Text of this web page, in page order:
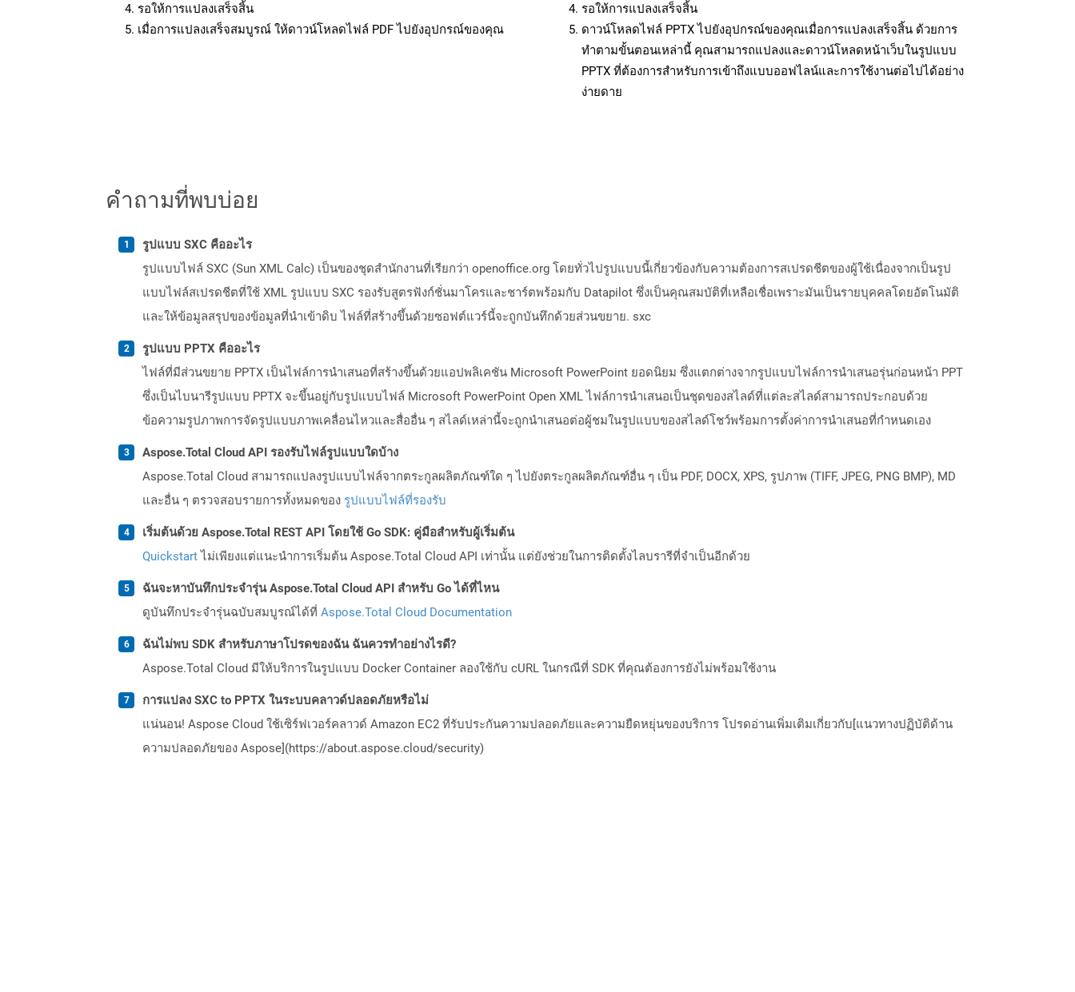
รอให้การแปลงเสร็จสิ้น
เมื่อการแปลงเสร็จสมบูรณ์ ให้ดาวน์โหลดไฟล์ PDF ไปยังอุปกรณ์ของคุณ
รอให้การแปลงเสร็จสิ้น
ดาวน์โหลดไฟล์ PPTX ไปยังอุปกรณ์ของคุณเมื่อการแปลงเสร็จสิ้น ด้วยการ
ทำตามขั้นตอนเหล่านี้ คุณสามารถแปลงและดาวน์โหลดหน้าเว็บในรูปแบบ
PPTX ที่ต้องการสำหรับการเข้าถึงแบบออฟไลน์และการใช้งานต่อไปได้อย่าง
ง่ายดาย
คำถามที่พบบ่อย
รูปแบบ SXC คืออะไร
รูปแบบไฟล์ SXC (Sun XML Calc) เป็นของชุดสำนักงานที่เรียกว่า openoffice.org โดยทั่วไปรูปแบบนี้เกี่ยวข้องกับความต้องการสเปรดชีตของผู้ใช้เนื่องจากเป็นรูป
แบบไฟล์สเปรดชีตที่ใช้ XML รูปแบบ SXC รองรับสูตรฟังก์ชั่นมาโครและชาร์ตพร้อมกับ Datapilot ซึ่งเป็นคุณสมบัติที่เหลือเชื่อเพราะมันเป็นรายบุคคลโดยอัตโนมัติ
และให้ข้อมูลสรุปของข้อมูลที่นำเข้าดิบ ไฟล์ที่สร้างขึ้นด้วยซอฟต์แวร์นี้จะถูกบันทึกด้วยส่วนขยาย. sxc
รูปแบบ PPTX คืออะไร
ไฟล์ที่มีส่วนขยาย PPTX เป็นไฟล์การนำเสนอที่สร้างขึ้นด้วยแอปพลิเคชัน Microsoft PowerPoint ยอดนิยม ซึ่งแตกต่างจากรูปแบบไฟล์การนำเสนอรุ่นก่อนหน้า PPT
ซึ่งเป็นไบนารีรูปแบบ PPTX จะขึ้นอยู่กับรูปแบบไฟล์ Microsoft PowerPoint Open XML ไฟล์การนำเสนอเป็นชุดของสไลด์ที่แต่ละสไลด์สามารถประกอบด้วย
ข้อความรูปภาพการจัดรูปแบบภาพเคลื่อนไหวและสื่ออื่น ๆ สไลด์เหล่านี้จะถูกนำเสนอต่อผู้ชมในรูปแบบของสไลด์โชว์พร้อมการตั้งค่าการนำเสนอที่กำหนดเอง
Aspose.Total Cloud API รองรับไฟล์รูปแบบใดบ้าง
Aspose.Total Cloud สามารถแปลงรูปแบบไฟล์จากตระกูลผลิตภัณฑ์ใด ๆ ไปยังตระกูลผลิตภัณฑ์อื่น ๆ เป็น PDF, DOCX, XPS, รูปภาพ (TIFF, JPEG, PNG BMP), MD
และอื่น ๆ ตรวจสอบรายการทั้งหมดของ รูปแบบไฟล์ที่รองรับ
เริ่มต้นด้วย Aspose.Total REST API โดยใช้ Go SDK: คู่มือสำหรับผู้เริ่มต้น
Quickstartไม่เพียงแต่แนะนำการเริ่มต้น Aspose.Total Cloud API เท่านั้น แต่ยังช่วยในการติดตั้งไลบรารีที่จำเป็นอีกด้วย
ฉันจะหาบันทึกประจำรุ่น Aspose.Total Cloud API สำหรับ Go ได้ที่ไหน
ดูบันทึกประจำรุ่นฉบับสมบูรณ์ได้ที่ Aspose.Total Cloud Documentation
ฉันไม่พบ SDK สำหรับภาษาโปรดของฉัน ฉันควรทำอย่างไรดี?
Aspose.Total Cloud มีให้บริการในรูปแบบ Docker Container ลองใช้กับ cURL ในกรณีที่ SDK ที่คุณต้องการยังไม่พร้อมใช้งาน
การแปลง SXC to PPTX ในระบบคลาวด์ปลอดภัยหรือไม่
แน่นอน! Aspose Cloud ใช้เซิร์ฟเวอร์คลาวด์ Amazon EC2 ที่รับประกันความปลอดภัยและความยืดหยุ่นของบริการ โปรดอ่านเพิ่มเติมเกี่ยวกับ[แนวทางปฏิบัติด้าน
ความปลอดภัยของ Aspose](https://about.aspose.cloud/security)